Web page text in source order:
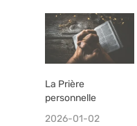
La Prière
personnelle
2026-01-02